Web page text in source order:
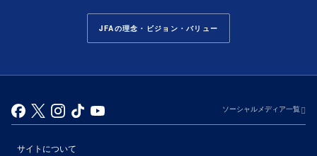
JFAの理念・ビジョン・バリュー
ソーシャルメディア一覧
サイトについて